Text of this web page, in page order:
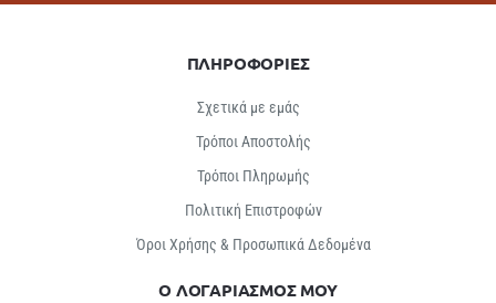
ΠΛΗΡΟΦΟΡΙΕΣ
Σχετικά με εμάς
Τρόποι Αποστολής
Τρόποι Πληρωμής
Πολιτική Επιστροφών
Όροι Χρήσης & Προσωπικά Δεδομένα
Ο ΛΟΓΑΡΙΑΣΜΟΣ ΜΟΥ